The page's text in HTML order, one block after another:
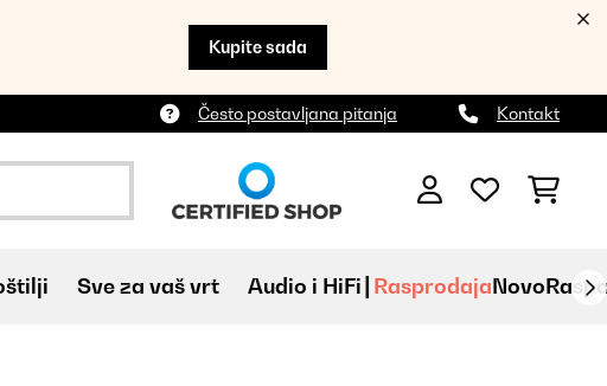
Kupite sada
Često postavljana pitanja Kontakt
Sve za vaš vrt Audio i HiFi RasprodajaNovo